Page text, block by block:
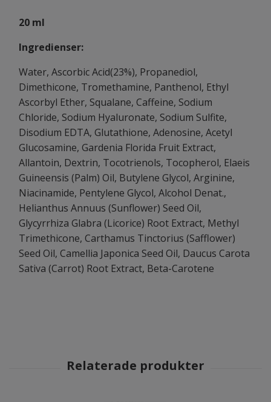
20 ml
Ingredienser:
Water, Ascorbic Acid(23%), Propanediol,
Dimethicone, Tromethamine, Panthenol, Ethyl
Ascorbyl Ether, Squalane, Caffeine, Sodium
Chloride, Sodium Hyaluronate, Sodium Sulfite,
Disodium EDTA, Glutathione, Adenosine, Acetyl
Glucosamine, Gardenia Florida Fruit Extract,
Allantoin, Dextrin, Tocotrienols, Tocopherol, Elaeis
Guineensis (Palm) Oil, Butylene Glycol, Arginine,
Niacinamide, Pentylene Glycol, Alcohol Denat.,
Helianthus Annuus (Sunflower) Seed Oil,
Glycyrrhiza Glabra (Licorice) Root Extract, Methyl
Trimethicone, Carthamus Tinctorius (Safflower)
Seed Oil, Camellia Japonica Seed Oil, Daucus Carota
Sativa (Carrot) Root Extract, Beta-Carotene